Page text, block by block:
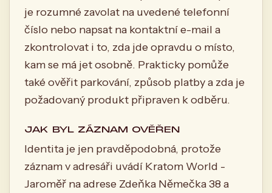
je rozumné zavolat na uvedené telefonní
číslo nebo napsat na kontaktní e-mail a
zkontrolovat i to, zda jde opravdu o místo,
kam se má jet osobně. Prakticky pomůže
také ověřit parkování, způsob platby a zda je
požadovaný produkt připraven k odběru.
JAK BYL ZÁZNAM OVĚŘEN
Identita je jen pravděpodobná, protože
záznam v adresáři uvádí Kratom World -
Jaroměř na adrese Zdeňka Němečka 38 a